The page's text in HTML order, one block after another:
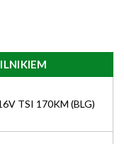
TSI 170KM (BLG)